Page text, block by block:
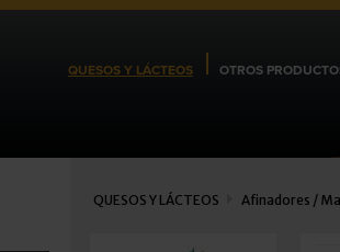
QUESOS Y LÁCTEOS OTROS
QUESOS Y LÁCTEOS Afinadores /